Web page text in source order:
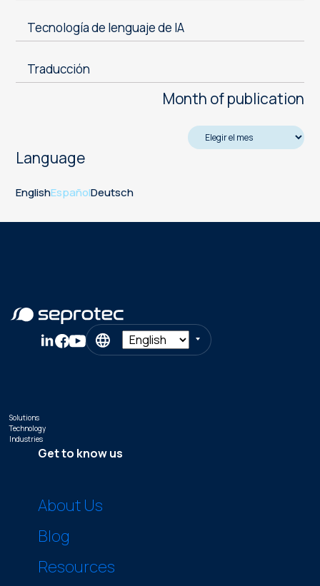
Tecnología de lenguaje de IA
Traducción
Month of publication
Language
EnglishEspañolDeutsch
Solutions
Technology
Industries
Get to know us
About Us
Blog
Resources